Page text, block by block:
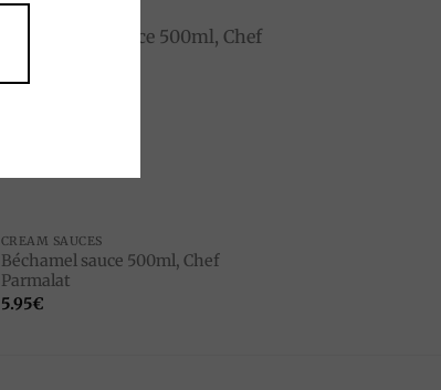
CREAM SAUCES
Béchamel sauce 500ml, Chef
Parmalat
5.95€